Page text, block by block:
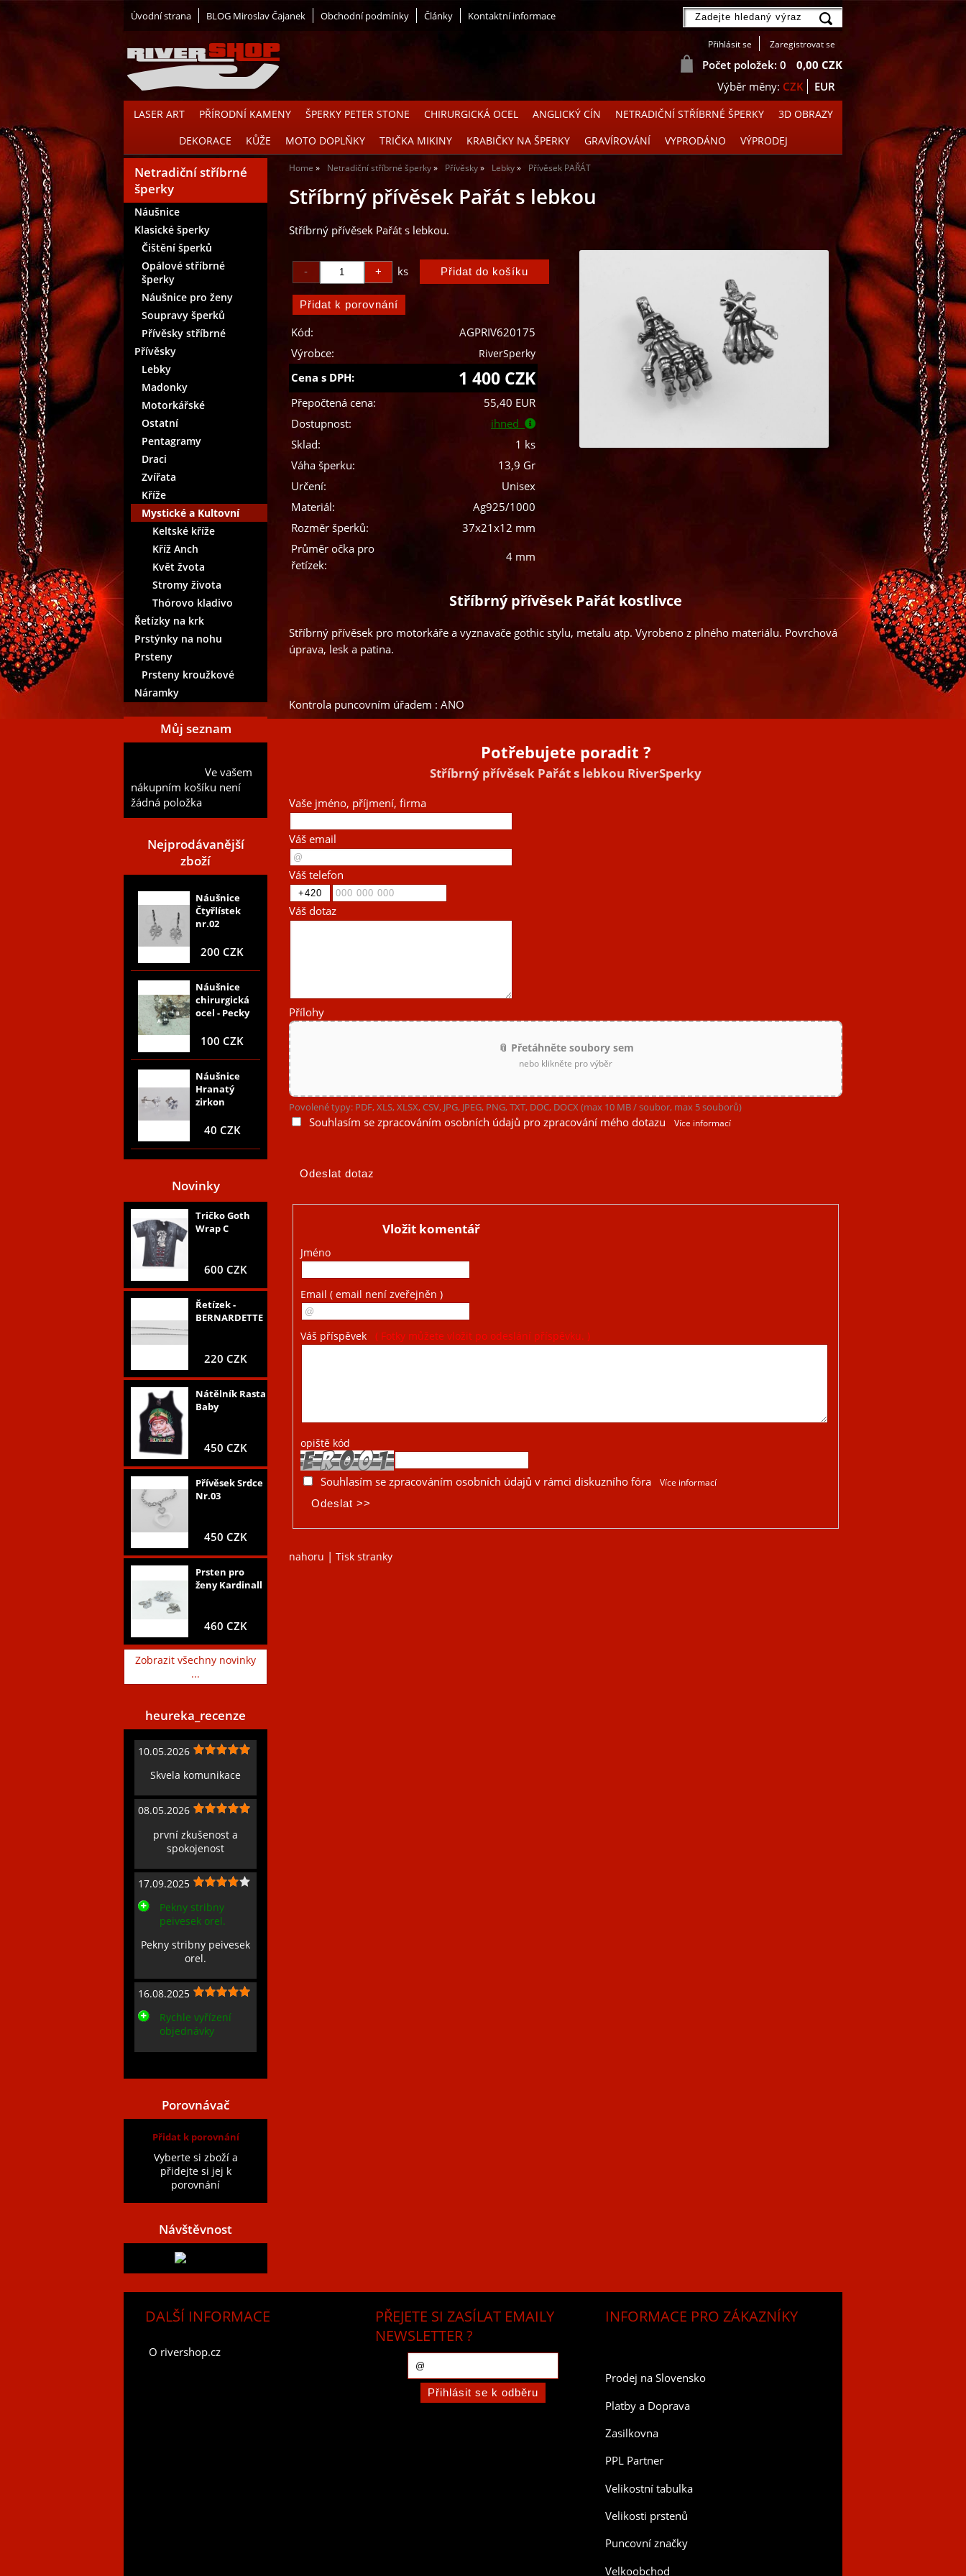
LASER ART PŘÍRODNÍ KAMENY ŠPERKY PETER STONE CHIRURGICKÁ OCEL ANGLICKÝ CÍN NETRADIČNÍ STŘÍBRNÉ ŠPERKY
3D OBRAZY
DEKORACE
KŮŽE MOTO DOPLŇKY TRIČKA MIKINY KRABIČKY NA ŠPERKY GRAVÍROVÁNÍ VYPRODÁNO VÝPRODEJ
CZK EUR
Počet položek: 0 0,00 CZK
Přihlásit se Zaregistrovat se
Úvodní strana BLOG Miroslav Čajanek Obchodní podmínky Články Kontaktní informace
Home Netradiční stříbrné šperky Přívěsky Lebky Přívěsek PAŘÁT
Stříbrný přívěsek Pařát s lebkou
Stříbrný přívěsek Pařát s lebkou.
ks
Kód:
AGPRIV620175
Výrobce:
RiverSperky
Cena s DPH: 1 400 CZK
Přepočtená cena:
55,40 EUR
Dostupnost:
ihned
Sklad:
1 ks
Váha šperku:
13,9 Gr
Určení:
Unisex
Materiál:
Ag925/1000
Rozměr šperků:
37x21x12 mm
Průměr očka pro
řetízek:
4 mm
Stříbrný přívěsek Pařát kostlivce
Stříbrný přívěsek pro motorkáře a vyznavače gothic stylu, metalu atp. Vyrobeno z plného materiálu. Povrchová
úprava, lesk a patina.
Kontrola puncovním úřadem : ANO
Potřebujete poradit ?
Stříbrný přívěsek Pařát s lebkou RiverSperky
Vaše jméno, příjmení, firma
Váš email
Váš telefon
Váš dotaz
Přílohy
📎 Přetáhněte soubory sem
nebo klikněte pro výběr
Povolené typy: PDF, XLS, XLSX, CSV, JPG, JPEG, PNG, TXT, DOC, DOCX (max 10 MB / soubor, max 5 souborů)
Souhlasím se zpracováním osobních údajů pro zpracování mého dotazu Více informací
Vložit komentář
Jméno
Email ( email není zveřejněn )
Váš příspěvek ( Fotky můžete vložit po odeslání příspěvku. )
opiště kód
Souhlasím se zpracováním osobních údajů v rámci diskuzního fóra Více informací
nahoru | Tisk stranky
Netradiční stříbrné
šperky
Náušnice
Klasické šperky
Čištění šperků
Opálové stříbrné
šperky
Náušnice pro ženy
Soupravy šperků
Přívěsky stříbrné
Přívěsky
Lebky
Madonky
Motorkářské
Ostatní
Pentagramy
Draci
Zvířata
Kříže
Mystické a Kultovní
Keltské kříže
Kříž Anch
Květ žvota
Stromy života
Thórovo kladivo
Řetízky na krk
Prstýnky na nohu
Prsteny
Prsteny kroužkové
Náramky
Můj seznam
Ve vašem
nákupním košíku není
žádná položka
Nejprodávanější
zboží
Náušnice
Čtyřlístek
nr.02
200 CZK
Náušnice
chirurgická
ocel - Pecky
100 CZK
Náušnice
Hranatý
zirkon
40 CZK
Novinky
Tričko Goth
Wrap C
600 CZK
Řetízek -
BERNARDETTE
220 CZK
Nátělník Rasta
Baby
450 CZK
Přívěsek Srdce
Nr.03
450 CZK
Prsten pro
ženy Kardinall
460 CZK
Zobrazit všechny novinky
...
heureka_recenze
10.05.2026
Skvela komunikace
08.05.2026
první zkušenost a
spokojenost
17.09.2025
Pekny stribny
peivesek orel.
Pekny stribny peivesek
orel.
16.08.2025
Rychle vyřízení
objednávky
Porovnávač
Přidat k porovnání
Vyberte si zboží a
přidejte si jej k
porovnání
Návštěvnost
DALŠÍ INFORMACE
O rivershop.cz
PŘEJETE SI ZASÍLAT EMAILY
NEWSLETTER ?
INFORMACE PRO ZÁKAZNÍKY
Prodej na Slovensko
Platby a Doprava
Zasilkovna
PPL Partner
Velikostní tabulka
Velikosti prstenů
Puncovní značky
Velkoobchod